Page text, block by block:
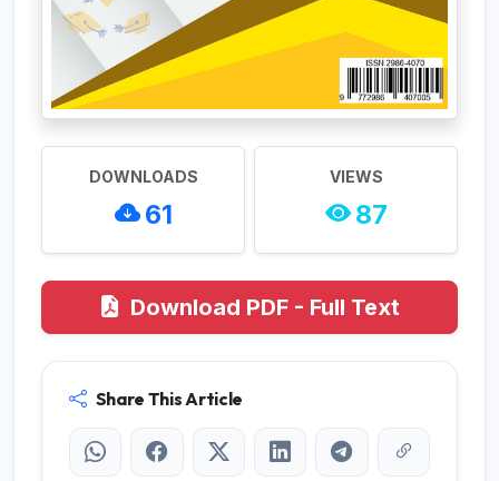
DOWNLOADS
61
VIEWS
87
Download PDF - Full Text
Share This Article